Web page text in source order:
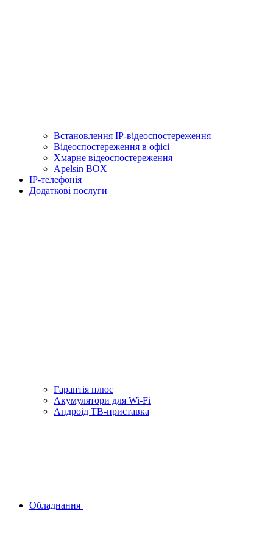
Встановлення IP-відеоспостереження
Відеоспостереження в офісі
Хмарне відеоспостереження
Apelsin BOX
IP-телефонія
Додаткові послуги
Гарантiя плюс
Акумулятори для Wi-Fi
Андроід ТВ-приставка
Обладнання